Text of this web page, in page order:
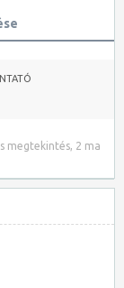
megtekintés, 2 ma